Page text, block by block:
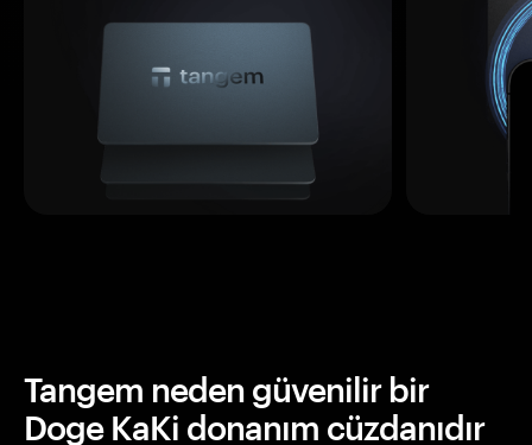
Tangem neden güvenilir bir
Doge KaKi donanım cüzdanıdır